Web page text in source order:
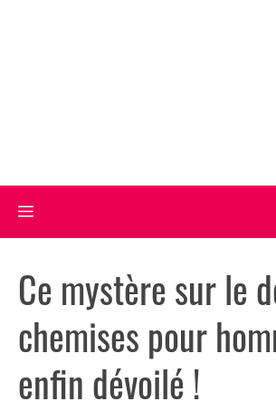
Menu
Ce mystère sur le
chemises pour
enfin dévoilé !